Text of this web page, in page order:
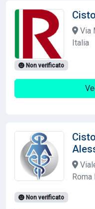
Via
Italia
Non verificato
Roma
Non verificato